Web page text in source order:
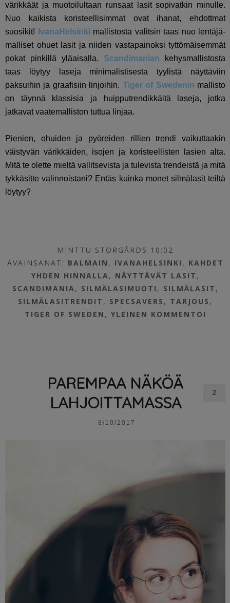
värikkäät ja muotoilultaan runsaat lasit sopivatkin minulle.
Nuo kaikista koristeellisimmat ovat ihanat, ehdottmat
suosikit!
IvanaHelsinki mallistosta valitsin taas nuo lentäjä-
malliset ohuet lasit ja niiden vastapainoksi tyttömäisemmät
pokat pinkillä yläaisalla. Scandimanian
kehysmallistosta
taas löytyy laseja minimalistisesta tyylistä näyttäviin
paksuihin ja graafisiin linjoihin. Tiger of Swedenin mallisto
on täynnä klassisia ja huipputrendikkäitä laseja, jotka
jatkavat vaatemalliston tuttua linjaa.
Pienien, ohuiden ja pyöreiden rillien trendi vaikuttaakin
väistyvän värikkäiden, isojen ja koristeellisten lasien alta.
Mitä te olette mieltä vallitsevista ja tulevista trendeistä ja mitä
tykkäsitte valinnoistani? Entäs kuinka monet silmälasit teiltä
löytyy?
MINTTU STORGÅRDS 10:02
AVAINSANAT: BALMAIN , IVANAHELSINKI , KAHDET
YHDEN HINNALLA, NÄYTTÄVÄT LASIT ,
SCANDIMANIA, SILMÄLASIMUOTI , SILMÄLASIT ,
SILMÄLASITRENDIT , SPECSAVERS , TARJOUS ,
TIGER OF SWEDEN , YLEINEN KOMMENTOI
PAREMPAA NÄKÖÄ
LAHJOITTAMASSA
8/10/2017
2